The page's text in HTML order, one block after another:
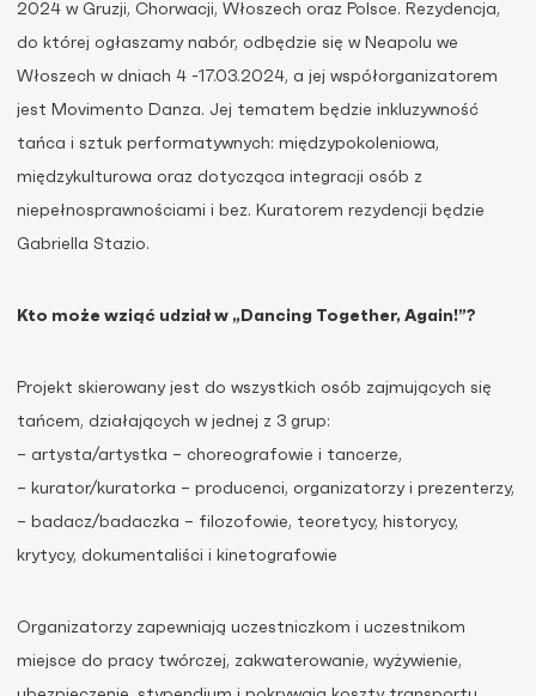
2024 w Gruzji, Chorwacji, Włoszech oraz Polsce. Rezydencja,
do której ogłaszamy nabór, odbędzie się w Neapolu we
Włoszech w dniach 4 -17.03.2024, a jej współorganizatorem
jest Movimento Danza. Jej tematem będzie inkluzywność
tańca i sztuk performatywnych: międzypokoleniowa,
międzykulturowa oraz dotycząca integracji osób z
niepełnosprawnościami i bez. Kuratorem rezydencji będzie
Gabriella Stazio.
Kto może wziąć udział w „Dancing Together, Again!”?
Projekt skierowany jest do wszystkich osób zajmujących się
tańcem, działających w jednej z 3 grup:
– artysta/artystka – choreografowie i tancerze,
– kurator/kuratorka – producenci, organizatorzy i prezenterzy,
– badacz/badaczka – filozofowie, teoretycy, historycy,
krytycy, dokumentaliści i kinetografowie
Organizatorzy zapewniają uczestniczkom i uczestnikom
miejsce do pracy twórczej, zakwaterowanie, wyżywienie,